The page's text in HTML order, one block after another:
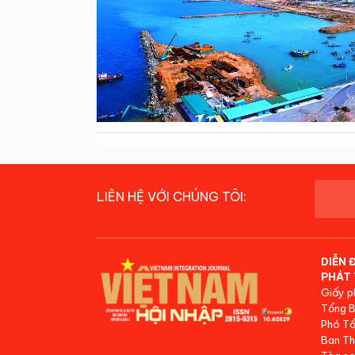
LIÊN HỆ VỚI CHÚNG TÔI:
DIỄN
PHÁT
Giấy
Tổng
Phó
Ban